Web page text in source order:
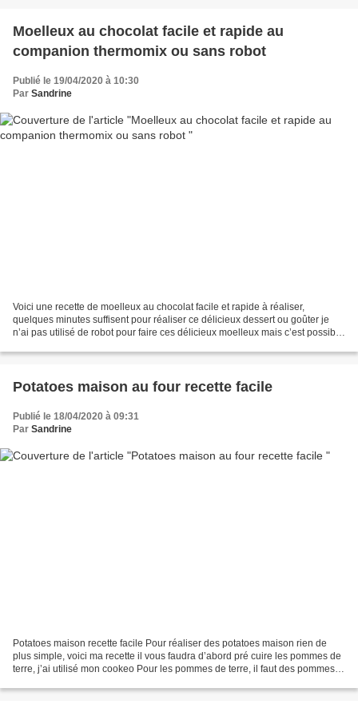
Moelleux au chocolat facile et rapide au
companion thermomix ou sans robot
Publié le 19/04/2020 à 10:30
Par Sandrine
Voici une recette de moelleux au chocolat facile et rapide à réaliser,
quelques minutes suffisent pour réaliser ce délicieux dessert ou goûter je
n’ai pas utilisé de robot pour faire ces délicieux moelleux mais c’est possible
Potatoes maison au four recette facile
Publié le 18/04/2020 à 09:31
Par Sandrine
Potatoes maison recette facile Pour réaliser des potatoes maison rien de
plus simple, voici ma recette il vous faudra d’abord pré cuire les pommes de
terre, j’ai utilisé mon cookeo Pour les pommes de terre, il faut des pommes